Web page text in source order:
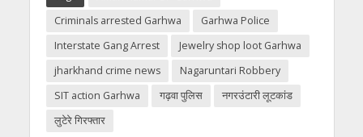
Criminals arrested Garhwa
Garhwa Police
Interstate Gang Arrest
Jewelry shop loot Garhwa
jharkhand crime news
Nagaruntari Robbery
SIT action Garhwa
गढ़वा पुलिस
नगरउंटारी लूटकांड
लुटेरे गिरफ्तार